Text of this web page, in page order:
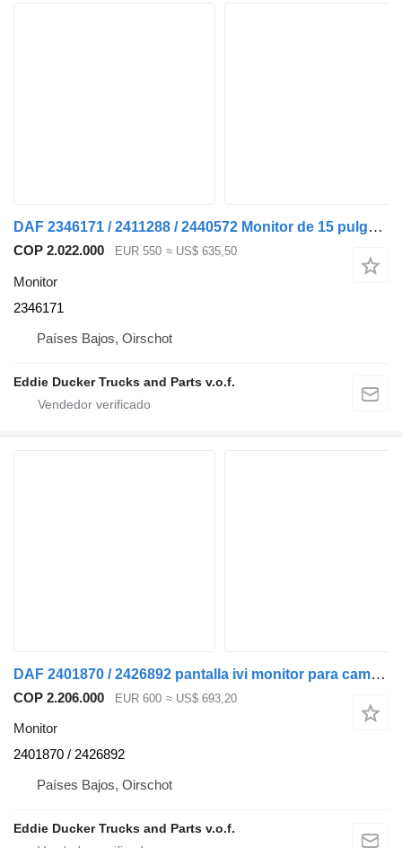
DAF 2346171 / 2411288 / 2440572 Monitor de 15 pulgadas, como nuevo para DAF XD camión
COP 2.022.000 EUR 550 ≈ US$ 635,50
Monitor
2346171
Países Bajos, Oirschot
Eddie Ducker Trucks and Parts v.o.f.
DAF 2401870 / 2426892 pantalla ivi monitor para camión
COP 2.206.000 EUR 600 ≈ US$ 693,20
Monitor
2401870 / 2426892
Países Bajos, Oirschot
Eddie Ducker Trucks and Parts v.o.f.